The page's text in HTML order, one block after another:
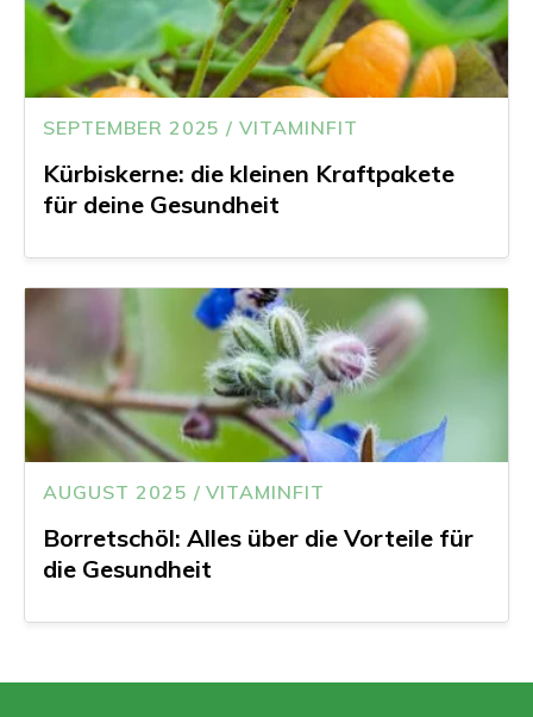
SEPTEMBER 2025 / VITAMINFIT
Kürbiskerne: die kleinen Kraftpakete
für deine Gesundheit
AUGUST 2025 / VITAMINFIT
Borretschöl: Alles über die Vorteile für
die Gesundheit